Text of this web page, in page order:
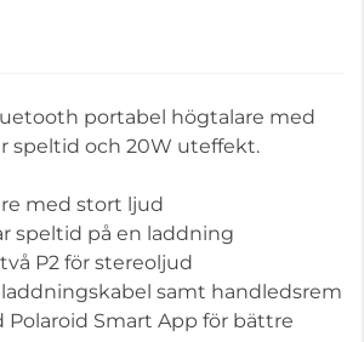
portabel högtalare med
speltid och 20W uteffekt.
med stort ljud
speltid på en laddning
P2 för stereoljud
samt handledsrem
Smart App för bättre